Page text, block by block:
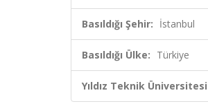
Basıldığı Şehir: İstanbul
Basıldığı Ülke: Türkiye
Yıldız Teknik